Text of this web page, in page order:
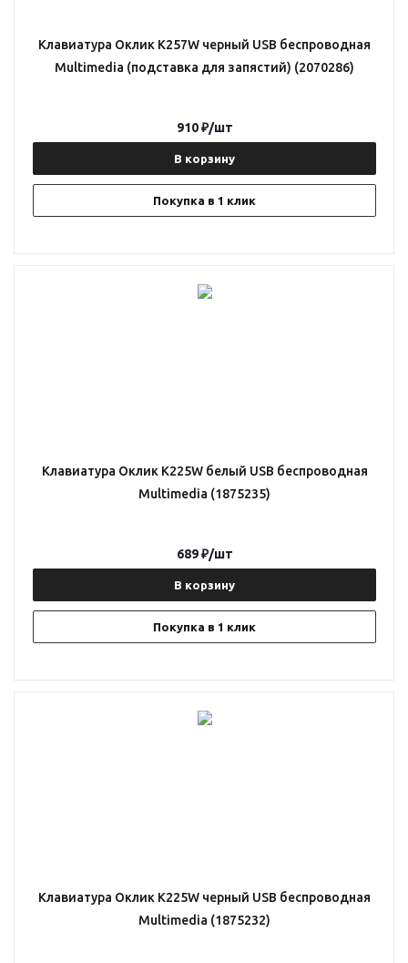
Клавиатура Оклик K257W черный USB беспроводная
Multimedia (подставка для запястий) (2070286)
В корзину
Покупка в 1 клик
910₽/шт
Клавиатура Оклик K225W белый USB беспроводная
Multimedia (1875235)
В корзину
Покупка в 1 клик
689₽/шт
Клавиатура Оклик K225W черный USB беспроводная
Multimedia (1875232)